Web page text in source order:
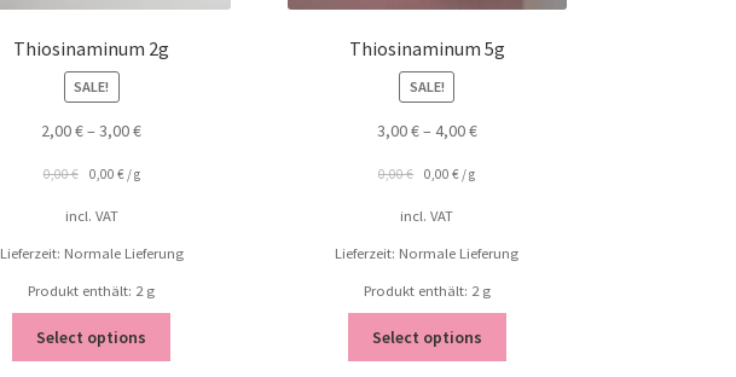
Thiosinaminum 2g
SALE!
2,00€–3,00€
0,00€ 0,00 €/g
incl. VAT
Lieferzeit: Normale Lieferung
Produkt enthält: 2 g
Select options
Thiosinaminum 5g
SALE!
3,00€– 4,00€
0,00€ 0,00€ /g
incl. VAT
Lieferzeit: Normale Lieferung
Produkt enthält: 2 g
Select options